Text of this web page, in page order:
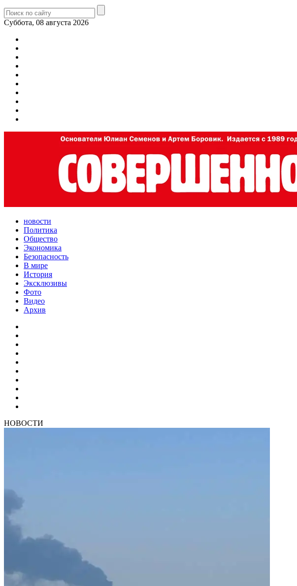
Суббота, 08 августа 2026
новости
Политика
Общество
Экономика
Безопасность
В мире
История
Эксклюзивы
Фото
Видео
Архив
НОВОСТИ